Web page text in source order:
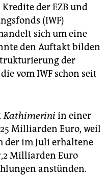
der EZB und
(IWF)
sich um eine
den Auftakt bilden
der
vom IWF schon seit
Kathimerini in einer
Milliarden Euro, weil
der im Juli erhaltene
Milliarden Euro
anstünden.